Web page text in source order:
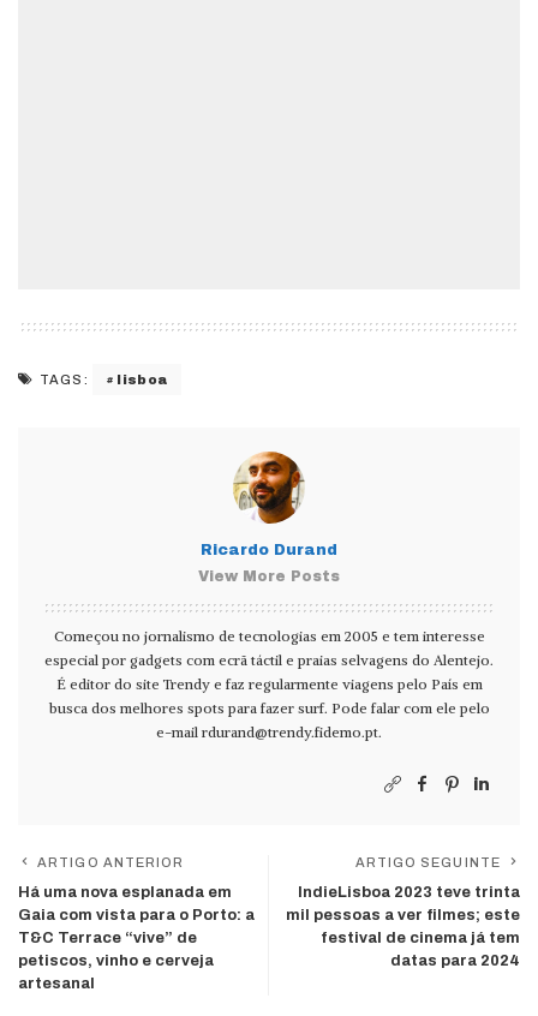
TAGS: lisboa
Ricardo Durand
View More Posts
Começou no jornalismo de tecnologias em 2005 e tem interesse
especial por gadgets com ecrã táctil e praias selvagens do Alentejo.
É editor do site Trendy e faz regularmente viagens pelo País em
busca dos melhores spots para fazer surf. Pode falar com ele pelo
e-mail rdurand@trendy.fidemo.pt.
ARTIGO ANTERIOR
Há uma nova esplanada em
Gaia com vista para o Porto: a
T&C Terrace “vive” de
petiscos, vinho e cerveja
artesanal
ARTIGO SEGUINTE
IndieLisboa 2023 teve trinta
mil pessoas a ver filmes; este
festival de cinema já tem
datas para 2024